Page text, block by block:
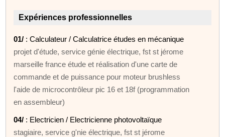
Expériences professionnelles
01/ : Calculateur / Calculatrice études en mécanique
projet d'étude, service génie électrique, fst st jérome
marseille france étude et réalisation d'une carte de
commande et de puissance pour moteur brushless
l'aide de microcontrôleur pic 16 et 18f (programmation
en assembleur)
04/ : Electricien / Electricienne photovoltaïque
stagiaire, service g'nie électrique, fst st jérome